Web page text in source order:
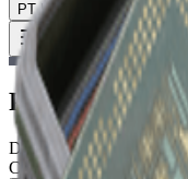
PT Português
Toggle Menu
Projeto Tático
Diagrama
Comum